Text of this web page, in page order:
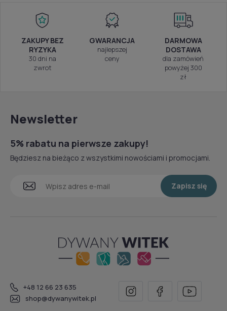
ZAKUPY BEZ
RYZYKA
30 dni na
zwrot
GWARANCJA
najlepszej
ceny
DARMOWA
DOSTAWA
dla zamówień
powyżej 300
zł
Newsletter
5% rabatu na pierwsze zakupy!
Będziesz na bieżąco z wszystkimi nowościami i promocjami.
Zapisz się
+48 12 66 23 635
shop@dywanywitek.pl